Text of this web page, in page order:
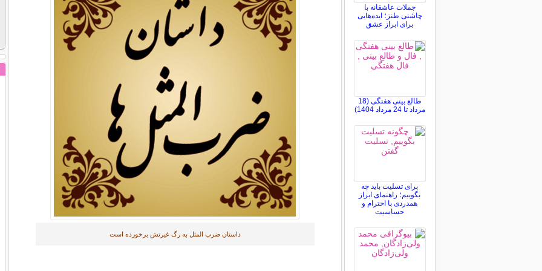
داستان ضرب المثل به رگ غیرتش برخورده است
جملات عاشقانه با
چاشنی طنز؛ ایده‌هایی
برای ابراز عشق
طالع بینی هفتگی (18
مرداد تا 24 مرداد 1404)
برای تسلیت باید چه
بگوییم؛ راهنمای ابراز
همدردی با احترام و
حساسیت